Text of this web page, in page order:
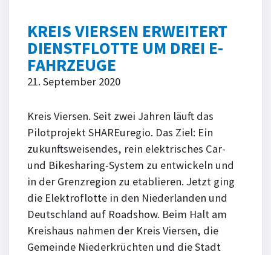
KREIS VIERSEN ERWEITERT
DIENSTFLOTTE UM DREI E-
FAHRZEUGE
21. September 2020
Kreis Viersen. Seit zwei Jahren läuft das
Pilotprojekt SHAREuregio. Das Ziel: Ein
zukunftsweisendes, rein elektrisches Car-
und Bikesharing-System zu entwickeln und
in der Grenzregion zu etablieren. Jetzt ging
die Elektroflotte in den Niederlanden und
Deutschland auf Roadshow. Beim Halt am
Kreishaus nahmen der Kreis Viersen, die
Gemeinde Niederkrüchten und die Stadt